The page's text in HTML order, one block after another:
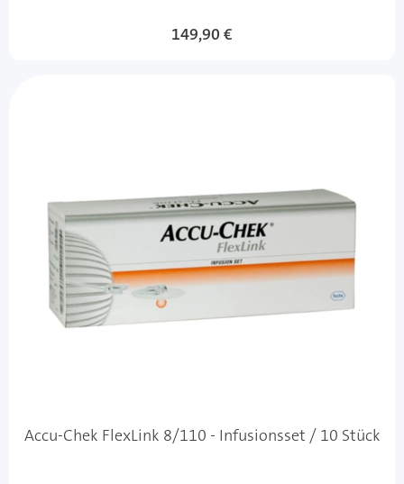
149,90 €
Accu-Chek FlexLink 8/110 - Infusionsset / 10 Stück